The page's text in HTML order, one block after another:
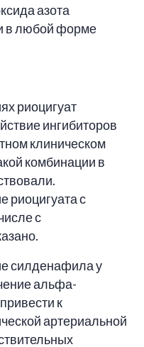
азота
в любой форме
риоцигуат
ингибиторов
клиническом
комбинации в
риоцигуата с
с
силденафила у
альфа-
к
артериальной